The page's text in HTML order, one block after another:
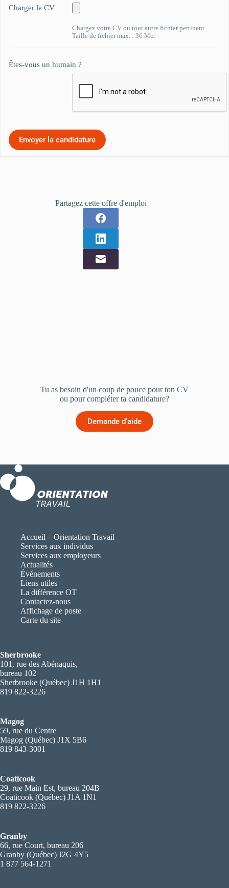
Charger le CV
Chargez votre CV ou tout autre fichier pertinent.
Taille de fichier max. : 36 Mo.
Êtes-vous un humain ?
Partagez cette offre d'emploi
Tu as besoin d'un coup de pouce pour ton CV
ou pour compléter ta candidature?
Demande d'aide
Accueil – Orientation Travail
Services aux individus
Services aux employeurs
Actualités
Événements
Liens utiles
La différence OT
Contactez-nous
Affichage de poste
Carte du site
Sherbrooke
101, rue des Abénaquis,
bureau 102
Sherbrooke (Québec) J1H 1H1
819 822-3226
Magog
59, rue du Centre
Magog (Québec) J1X 5B6
819 843-3001
Coaticook
29, rue Main Est, bureau 204B
Coaticook (Québec) J1A 1N1
819 822-3226
Granby
66, rue Court, bureau 206
Granby (Québec) J2G 4Y5
1 877 564-1271